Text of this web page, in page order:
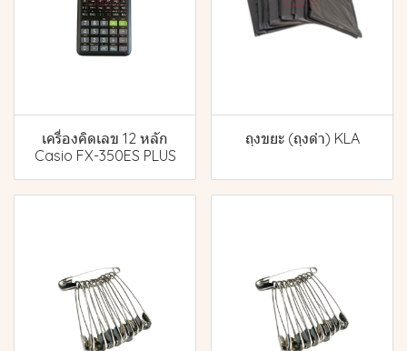
เครื่องคิดเลข 12 หลัก
Casio FX-350ES PLUS
ถุงขยะ (ถุงดำ) KLA